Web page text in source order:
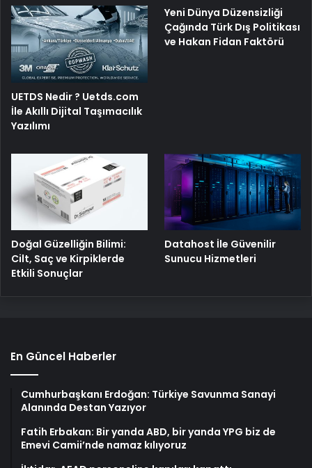
UETDS Nedir ? Uetds.com
İle Akıllı Dijital Taşımacılık
Yazılımı
Yeni Dünya Düzensizliği
Çağında Türk Dış Politikası
ve Hakan Fidan Faktörü
Doğal Güzelliğin Bilimi:
Cilt, Saç ve Kirpiklerde
Etkili Sonuçlar
Datahost İle Güvenilir
Sunucu Hizmetleri
En Güncel Haberler
Cumhurbaşkanı Erdoğan: Türkiye Savunma Sanayi
Alanında Destan Yazıyor
Fatih Erbakan: Bir yanda ABD, bir yanda YPG biz de
Emevi Camii’nde namaz kılıyoruz